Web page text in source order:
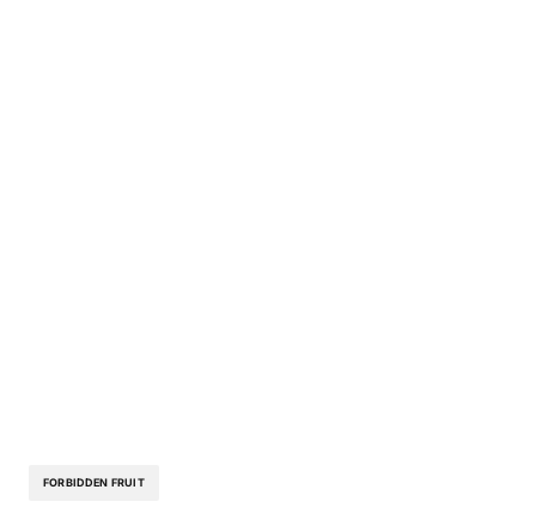
FORBIDDEN FRUIT